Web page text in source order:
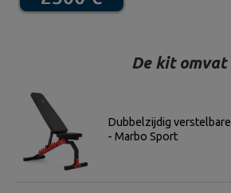
De kit omvat
Dubbelzijdig
- Marbo Sport